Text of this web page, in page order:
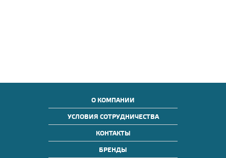
О КОМПАНИИ
УСЛОВИЯ СОТРУДНИЧЕСТВА
КОНТАКТЫ
БРЕНДЫ